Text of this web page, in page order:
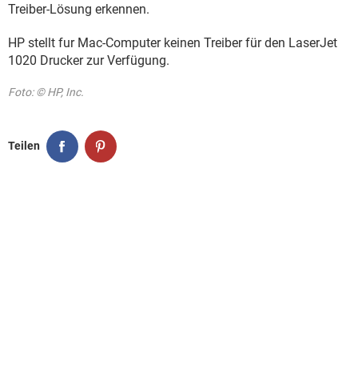
Treiber-Lösung erkennen.
HP stellt fur Mac-Computer keinen Treiber für den LaserJet
1020 Drucker zur Verfügung.
Foto: © HP, Inc.
Teilen